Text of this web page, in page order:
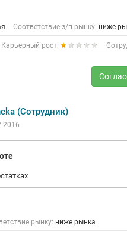
Соответствие з/п рынку: ниже
Карьерный рост:
(Сотрудник)
рынку: ниже рынка